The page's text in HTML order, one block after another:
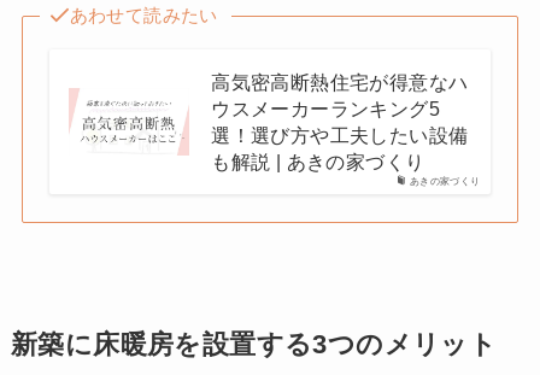
あわせて読みたい
あきの家づくり
高気密高断熱住宅が得意なハ
ウスメーカーランキング5
選！選び方や工夫したい設備
も解説 | あきの家づくり
新築に床暖房を設置する3つのメリット